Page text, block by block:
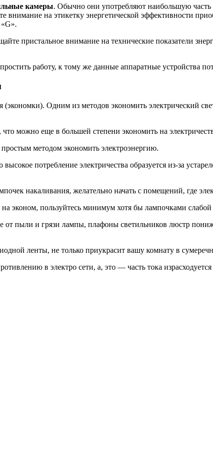
камеры. Обычно они употребляют наибольшую часть
внимание на этикетку энергетической эффективности
пристальное внимание на технические показатели
работу, к тому же данные аппаратные устройства
Одним из методов экономить электрический
можно еще в большей степени экономить на
простым методом экономить электроэнергию.
потребление электричества образуется из-за
накаливания, желательно начать с помещений, где
эконом, пользуйтесь минимум хотя бы лампочками
пыли и грязи лампы, плафоны светильников люстр
ленты, не только приукрасит вашу комнату в
в электро сети, а, это — часть тока